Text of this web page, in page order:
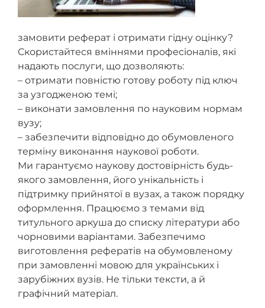
замовити реферат і отримати гідну оцінку?
Скористайтеся вміннями професіоналів, які
надають послуги, що дозволяють:
– отримати повністю готову роботу під ключ
за узгодженою темі;
– виконати замовлення по науковим нормам
вузу;
– забезпечити відповідно до обумовленого
терміну виконання наукової роботи.
Ми гарантуємо наукову достовірність будь-
якого замовлення, його унікальність і
підтримку прийнятої в вузах, а також порядку
оформлення. Працюємо з темами від
титульного аркуша до списку літератури або
чорновими варіантами. Забезпечимо
виготовлення рефератів на обумовленому
при замовленні мовою для українських і
зарубіжних вузів. Не тільки тексти, а й
графічний матеріал.